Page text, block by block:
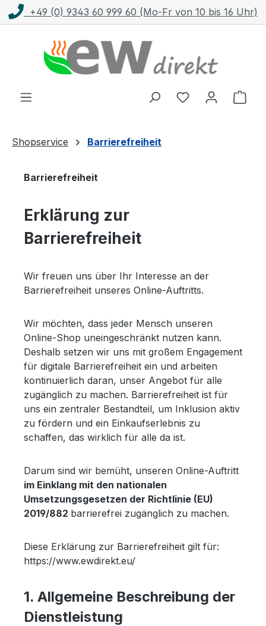
Zum Hauptinhalt springen
+49 (0) 9343 60 999 60 (Mo-Fr von 10 bis 16 Uhr)
Shopservice Barrierefreiheit
Barrierefreiheit
Erklärung zur
Barrierefreiheit
Wir freuen uns über Ihr Interesse an der
Barrierefreiheit unseres Online-Auftritts.
Wir möchten, dass jeder Mensch unseren
Online-Shop uneingeschränkt nutzen kann.
Deshalb setzen wir uns mit großem Engagement
für digitale Barrierefreiheit ein und arbeiten
kontinuierlich daran, unser Angebot für alle
zugänglich zu machen. Barrierefreiheit ist für
uns ein zentraler Bestandteil, um Inklusion aktiv
zu fördern und ein Einkaufserlebnis zu
schaffen, das wirklich für alle da ist.
Darum sind wir bemüht, unseren Online-Auftritt
im Einklang mit den nationalen
Umsetzungsgesetzen der Richtlinie (EU)
2019/882 barrierefrei zugänglich zu machen.
Diese Erklärung zur Barrierefreiheit gilt für:
https://www.ewdirekt.eu/
1. Allgemeine Beschreibung der
Dienstleistung